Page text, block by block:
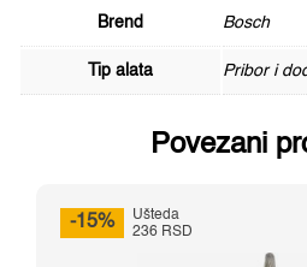
Brend Bosch
Tip alata Pribor i
Povezani
-15%
Ušteda
236 RSD